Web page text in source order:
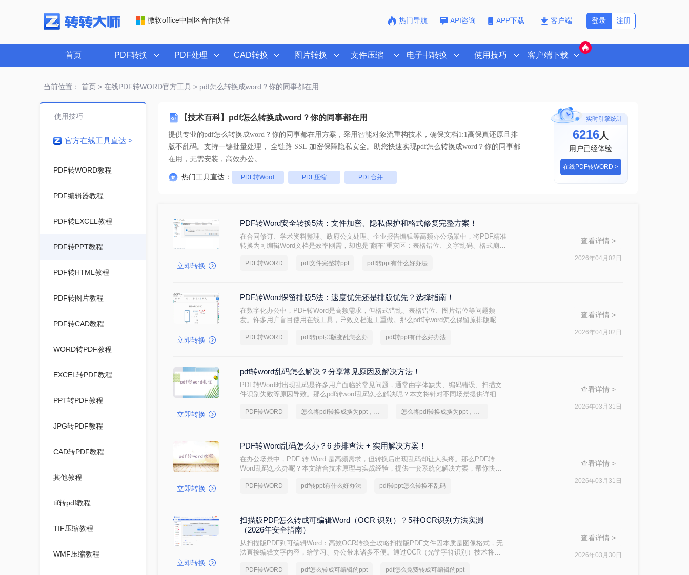
微软office中国区合作伙伴 热门导航 API咨询 APP下载 客户端 注册
登录
首页 PDF转换 PDF处理 CAD转换 图片转换 文件压缩 电子书转换 使用技巧 客户端下载
当前位置： 首页> 在线PDF转WORD官方工具> pdf怎么转换成word？你的同事都在用
【技术百科】pdf怎么转换成word？你的同事都在用
提供专业的pdf怎么转换成word？你的同事都在用方案，采用智能对象流重构技术，确保文档1:1高保真还原且排
版不乱码。支持一键批量处理， 全链路 SSL 加密保障隐私安全。助您快速实现pdf怎么转换成word？你的同事都
在用 ，无需安装，高效办公。
热门工具直达： PDF转Word PDF压缩 PDF合并
实时引擎统计
6216人
用户已经体验
在线PDF转WORD >
使用技巧
官方在线工具直达 >
PDF转WORD教程
PDF编辑器教程
PDF转EXCEL教程
PDF转PPT教程
PDF转HTML教程
PDF转图片教程
PDF转CAD教程
WORD转PDF教程
EXCEL转PDF教程
PPT转PDF教程
JPG转PDF教程
CAD转PDF教程
其他教程
tif转pdf教程
TIF压缩教程
WMF压缩教程
立即转换
PDF转Word安全转换5法：文件加密、隐私保护和格式修复完整方案！
在合同修订、学术资料整理、政府公文处理、企业报告编辑等高频办公场景中，将PDF精准
转换为可编辑Word文档是效率刚需，却也是“翻车”重灾区：表格错位、文字乱码、格式崩
露事件！
PDF转WORD pdf文件完整转ppt pdf转ppt有什么好办法
查看详情 >
2026年04月02日
立即转换
PDF转Word保留排版5法：速度优先还是排版优先？选择指南！
在数字化办公中，PDF转Word是高频需求，但格式错乱、表格错位、图片错位等问题频
发。许多用户盲目使用在线工具，导致文档返工重做。那么pdf转word怎么保留原排版呢？
边界与关键细节，助您高效保留原排版，让文档转换不再是痛点！
PDF转WORD pdf转ppt排版变乱怎么办 pdf转ppt有什么好办法
查看详情 >
2026年04月02日
立即转换
pdf转word乱码怎么解决？分享常见原因及解决方法！
PDF转Word时出现乱码是许多用户面临的常见问题，通常由字体缺失、编码错误、扫描文
件识别失败等原因导致。那么pdf转word乱码怎么解决呢？本文将针对不同场景提供详细的
PDF转WORD 怎么将pdf转换成换为ppt，终于找到解决方法了 怎么将pdf转换成换为ppt，这个解决方法不容错过
查看详情 >
2026年03月31日
立即转换
PDF转Word乱码怎么办？6 步排查法 + 实用解决方案！
在办公场景中，PDF 转 Word 是高频需求，但转换后出现乱码却让人头疼。那么PDF转
Word乱码怎么办呢？本文结合技术原理与实战经验，提供一套系统化解决方案，帮你快速
PDF转WORD pdf转ppt有什么好办法 pdf转ppt怎么转换不乱码
查看详情 >
2026年03月31日
立即转换
扫描版PDF怎么转成可编辑Word（OCR 识别）？5种OCR识别方法实测
（2026年安全指南）
从扫描版PDF到可编辑Word：高效OCR转换全攻略扫描版PDF文件因本质是图像格式，无
法直接编辑文字内容，给学习、办公带来诸多不便。通过OCR（光学字符识别）技术将其
的转换方法，助您轻松释放文档价值。一、理解扫描版PDF与OCR转换扫描版PDF是通过
PDF转WORD pdf怎么转成可编辑的ppt pdf怎么免费转成可编辑的ppt
查看详情 >
2026年03月30日